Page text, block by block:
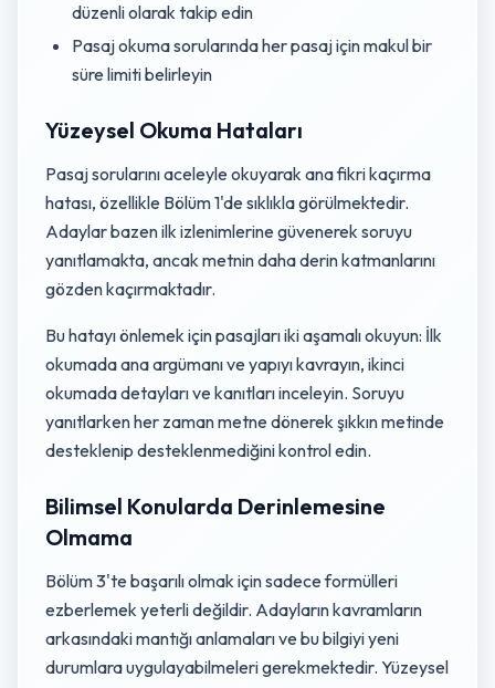
düzenli olarak takip edin
Pasaj okuma sorularında her pasaj için makul bir
süre limiti belirleyin
Yüzeysel Okuma Hataları
Pasaj sorularını aceleyle okuyarak ana fikri kaçırma
hatası, özellikle Bölüm 1'de sıklıkla görülmektedir.
Adaylar bazen ilk izlenimlerine güvenerek soruyu
yanıtlamakta, ancak metnin daha derin katmanlarını
gözden kaçırmaktadır.
Bu hatayı önlemek için pasajları iki aşamalı okuyun: İlk
okumada ana argümanı ve yapıyı kavrayın, ikinci
okumada detayları ve kanıtları inceleyin. Soruyu
yanıtlarken her zaman metne dönerek şıkkın metinde
desteklenip desteklenmediğini kontrol edin.
Bilimsel Konularda Derinlemesine
Olmama
Bölüm 3'te başarılı olmak için sadece formülleri
ezberlemek yeterli değildir. Adayların kavramların
arkasındaki mantığı anlamaları ve bu bilgiyi yeni
durumlara uygulayabilmeleri gerekmektedir. Yüzeysel